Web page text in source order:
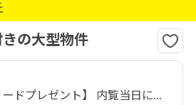
の大型物件
ドプレゼント】 内覧当日に...